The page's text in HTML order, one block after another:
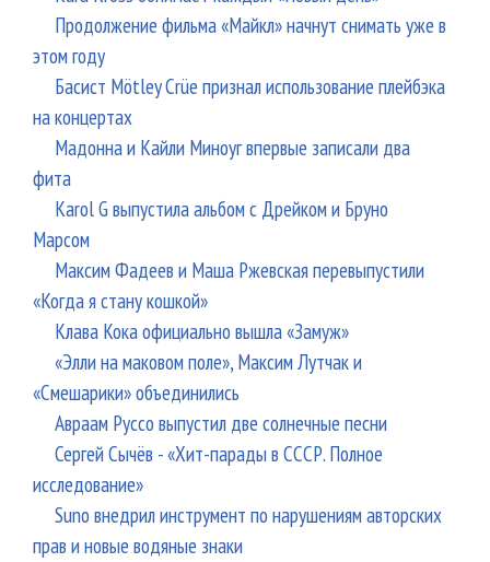
Продолжение фильма «Майкл» начнут снимать уже в
этом году
Басист Mötley Crüe признал использование плейбэка
на концертах
Мадонна и Кайли Миноуг впервые записали два
фита
Karol G выпустила альбом с Дрейком и Бруно
Марсом
Максим Фадеев и Маша Ржевская перевыпустили
«Когда я стану кошкой»
Клава Кока официально вышла «Замуж»
«Элли на маковом поле», Максим Лутчак и
«Смешарики» объединились
Авраам Руссо выпустил две солнечные песни
Сергей Сычёв - «Хит-парады в СССР. Полное
исследование»
Suno внедрил инструмент по нарушениям авторских
прав и новые водяные знаки